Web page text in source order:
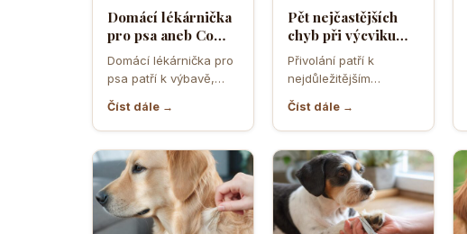
Domácí lékárnička
pro psa aneb Co
musíte mít po ruce
pro případ nouze
Domácí lékárnička pro
psa patří k výbavě,
rozhodující chvíli
ušetřit čas,…
Číst dále →
Pět nejčastějších
chyb při výcviku
přivolání které dělá
většina pejskařů
Přivolání patří k
nejdůležitějším
protože rozhoduje o
bezpečí, pohodě i o
tom,…
Číst dále →